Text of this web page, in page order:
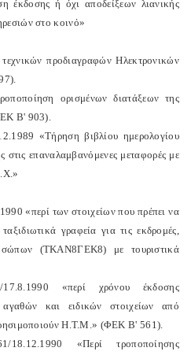
έκδοσης ή όχι αποδείξεων λιανικής
στο κοινό»
προδιαγραφών Ηλεκτρονικών
ορισμένων διατάξεων της
Β' 903).
«Τήρηση βιβλίου ημερολογίου
στις επαναλαμβανόμενες μεταφορές με
«περί των στοιχείων που πρέπει να
γραφεία για τις εκδρομές,
(ΤΚΑΝ8ΓΕΚ8) με τουριστικά
«περί χρόνου έκδοσης
και ειδικών στοιχείων από
Η.Τ.Μ.» (ΦΕΚ Β' 561).
«Περί τροποποίησης